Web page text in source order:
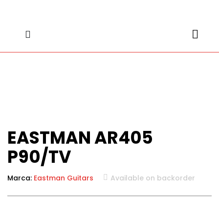
EASTMAN AR405
P90/TV
Marca: Eastman Guitars Available on backorder